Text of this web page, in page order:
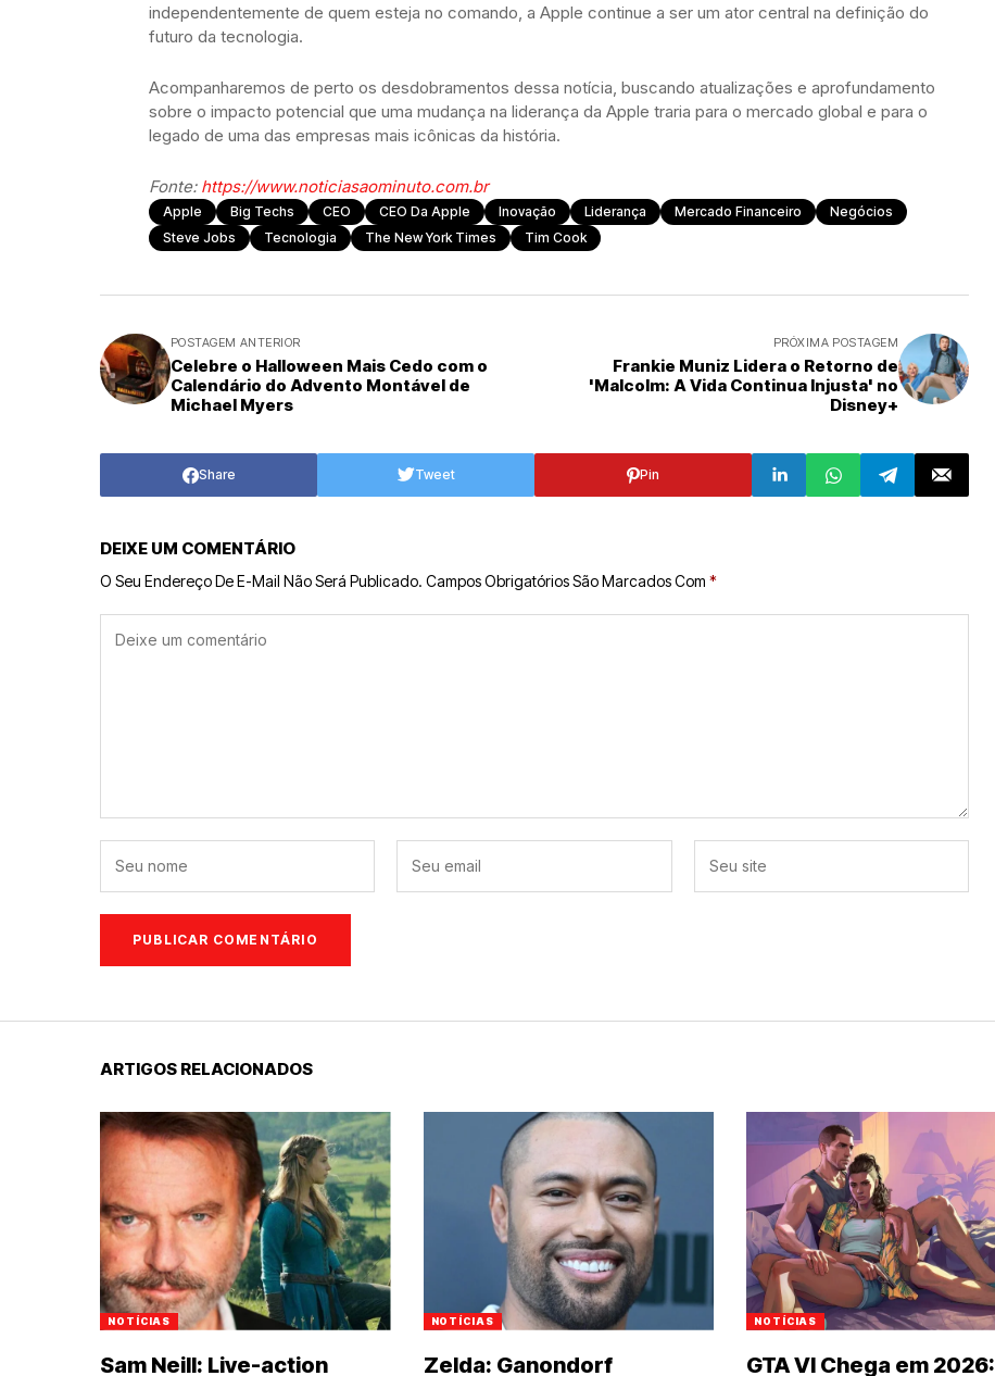
independentemente de quem esteja no comando, a Apple continue a ser um ator central na definição do
futuro da tecnologia.
Acompanharemos de perto os desdobramentos dessa notícia, buscando atualizações e aprofundamento
sobre o impacto potencial que uma mudança na liderança da Apple traria para o mercado global e para o
legado de uma das empresas mais icônicas da história.
Fonte: https://www.noticiasaominuto.com.br
Apple Big Techs CEO CEO Da Apple Inovação Liderança Mercado Financeiro
Negócios
Steve Jobs
Tecnologia The New York Times Tim Cook
POSTAGEM ANTERIOR
Celebre o Halloween Mais Cedo com o
Calendário do Advento Montável de
Michael Myers
PRÓXIMA POSTAGEM
Frankie Muniz Lidera o Retorno de
'Malcolm: A Vida Continua Injusta' no
Disney+
Share Tweet Pin
DEIXE UM COMENTÁRIO
O Seu Endereço De E-Mail Não Será Publicado. Campos Obrigatórios São Marcados Com *
ARTIGOS RELACIONADOS
NOTÍCIAS
Sam Neill: Live-action
NOTÍCIAS
Zelda: Ganondorf
NOTÍCIAS
GTA VI Chega em 2026: